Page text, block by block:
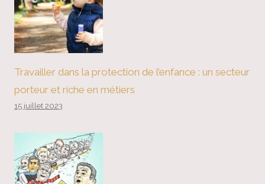
Travailler dans la protection de l’enfance : un secteur
porteur et riche en métiers
15 juillet 2023